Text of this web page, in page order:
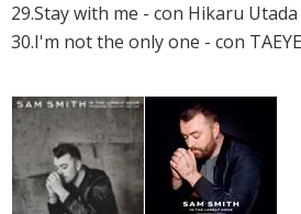
29.Stay with me - con Hikaru Utada
30.I'm not the only one - con